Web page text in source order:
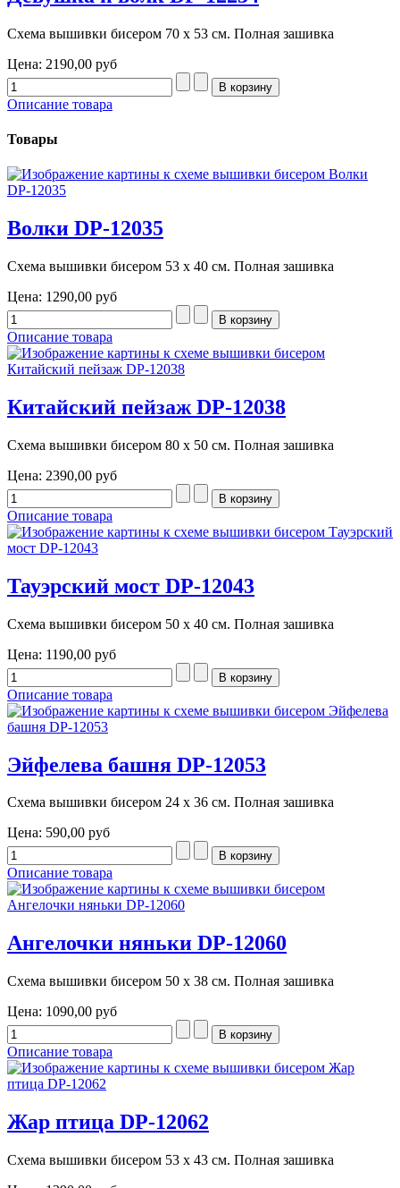
Схема вышивки бисером 70 х 53 см. Полная зашивка
Цена: 2190,00 руб
Описание товара
Товары
Волки DP-12035
Схема вышивки бисером 53 х 40 см. Полная зашивка
Цена: 1290,00 руб
Описание товара
Китайский пейзаж DP-12038
Схема вышивки бисером 80 х 50 см. Полная зашивка
Цена: 2390,00 руб
Описание товара
Тауэрский мост DP-12043
Схема вышивки бисером 50 х 40 см. Полная зашивка
Цена: 1190,00 руб
Описание товара
Эйфелева башня DP-12053
Схема вышивки бисером 24 х 36 см. Полная зашивка
Цена: 590,00 руб
Описание товара
Ангелочки няньки DP-12060
Схема вышивки бисером 50 х 38 см. Полная зашивка
Цена: 1090,00 руб
Описание товара
Жар птица DP-12062
Схема вышивки бисером 53 х 43 см. Полная зашивка